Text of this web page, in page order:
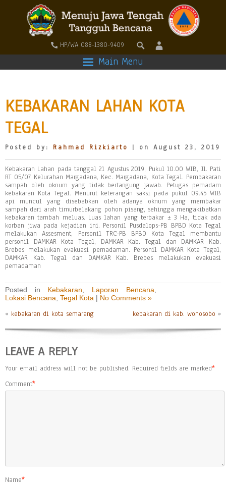
HP/WA 088-1380-9409
Main Menu
KEBAKARAN LAHAN KOTA
TEGAL
Posted by: Rahmad Rizkiarto | on August 23, 2019
Kebakaran Lahan pada tanggal 21 Agustus 2019, Pukul 10.00 WIB, Jl. Pati
RT 05/07 Kelurahan Margadana, Kec. Margadana, Kota Tegal. Pembakaran
sampah oleh oknum yang tidak bertangung jawab. Petugas pemadam
kebakaran Kota Tegal. Menurut keterangan saksi pada pukul 09.45 WIB
api muncul yang disebabkan oleh adanya oknum yang membakar
sampah dari arah timurbelakang pohon pisang, sehingga mengakibatkan
kebakaran tambah meluas. Luas lahan yang terbakar ± 3 Ha, tidak ada
korban jiwa pada kejadian ini. Personil Pusdalops-PB BPBD Kota Tegal
melakukan Assesment, Personil TRC-PB BPBD Kota Tegal membantu
personil DAMKAR Kota Tegal, DAMKAR Kab. Tegal dan DAMKAR Kab.
Brebes melakukan evakuasi pemadaman. Personil DAMKAR Kota Tegal,
DAMKAR Kab. Tegal dan DAMKAR Kab. Brebes melakukan evakuasi
pemadaman
Posted in Kebakaran Laporan Bencana
Lokasi Bencana Tegal Kota | No Comments »
« kebakaran di kota semarang kebakaran di kab. wonosobo »
LEAVE A REPLY
Your email address will not be published. Required fields are marked*
Comment*
Name*